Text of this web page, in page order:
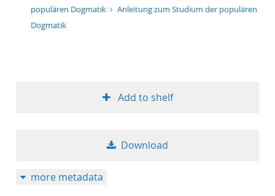
populären Dogmatik
Anleitung zum Studium der populären
Dogmatik
Add to shelf
Download
more metadata